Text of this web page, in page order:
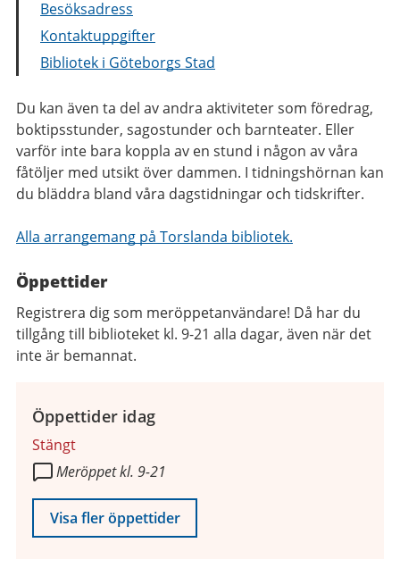
Besöksadress
Kontaktuppgifter
Bibliotek i Göteborgs Stad
Du kan även ta del av andra aktiviteter som föredrag,
boktipsstunder, sagostunder och barnteater. Eller
varför inte bara koppla av en stund i någon av våra
fåtöljer med utsikt över dammen. I tidningshörnan kan
du bläddra bland våra dagstidningar och tidskrifter.
Alla arrangemang på Torslanda bibliotek.
Öppettider
Registrera dig som meröppetanvändare! Då har du
tillgång till biblioteket kl. 9-21 alla dagar, även när det
inte är bemannat.
Öppettider idag
Stängt
Meröppet kl. 9-21
Visa fler öppettider